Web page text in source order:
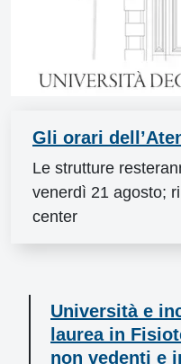
Gli orari
Le strutture
venerdì 21 agosto;
center
Università e
laurea in
non vedenti e